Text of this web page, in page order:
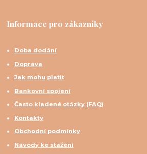
Informace pro zákazníky
Doba dodání
Doprava
Jak mohu platit
Bankovní spojení
Často kladené otázky (FAQ)
Kontakty
Obchodní podmínky
Návody ke stažení